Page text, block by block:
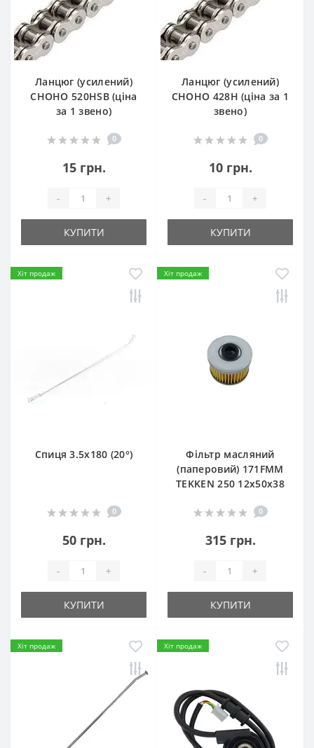
Ланцюг (усилений)
СHOHO 520HSB (ціна
за 1 звено)
0
15 грн.
- +
КУПИТИ
Ланцюг (усилений)
СHOHO 428H (ціна за 1
звено)
0
10 грн.
- +
КУПИТИ
Хіт продаж
Спиця 3.5х180 (20°)
0
50 грн.
- +
КУПИТИ
Хіт продаж
Фільтр масляний
(паперовий) 171FMM
TEKKEN 250 12х50х38
0
315 грн.
- +
КУПИТИ
Хіт продаж Хіт продаж